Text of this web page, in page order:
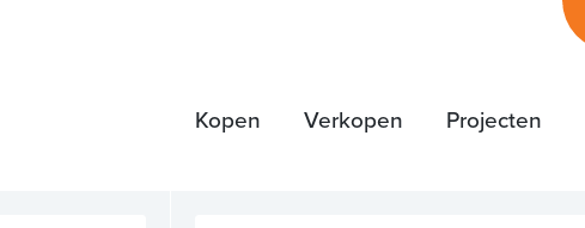
Kopen Verkopen Projecten